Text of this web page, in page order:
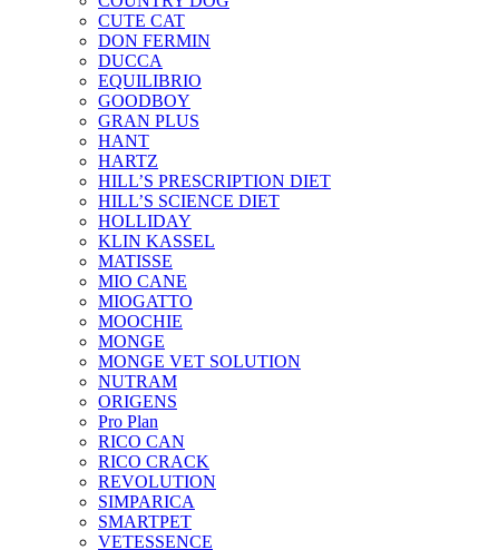
CUTE CAT
DON FERMIN
DUCCA
EQUILIBRIO
GOODBOY
GRAN PLUS
HANT
HARTZ
HILL’S PRESCRIPTION DIET
HILL’S SCIENCE DIET
HOLLIDAY
KLIN KASSEL
MATISSE
MIO CANE
MIOGATTO
MOOCHIE
MONGE
MONGE VET SOLUTION
NUTRAM
ORIGENS
Pro Plan
RICO CAN
RICO CRACK
REVOLUTION
SIMPARICA
SMARTPET
VETESSENCE